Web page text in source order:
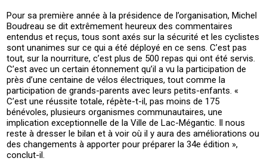
Pour sa première année à la présidence de l’organisation, Michel
Boudreau se dit extrêmement heureux des commentaires
entendus et reçus, tous sont axés sur la sécurité et les cyclistes
sont unanimes sur ce qui a été déployé en ce sens. C’est pas
tout, sur la nourriture, c’est plus de 500 repas qui ont été servis.
C’est avec un certain étonnement qu’il a vu la participation de
près d’une centaine de vélos électriques, tout comme la
participation de grands-parents avec leurs petits-enfants. «
C’est une réussite totale, répète-t-il, pas moins de 175
bénévoles, plusieurs organismes communautaires, une
implication exceptionnelle de la Ville de Lac-Mégantic. Il nous
reste à dresser le bilan et à voir où il y aura des améliorations ou
des changements à apporter pour préparer la 34e édition »,
conclut-il.